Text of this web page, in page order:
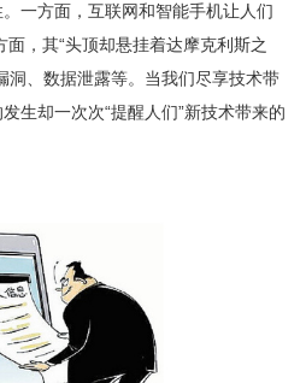
一方面，互联网和智能手机让人们
，其“头顶却悬挂着达摩克利斯之
洞、数据泄露等。当我们尽享技术带
生却一次次“提醒人们”新技术带来的